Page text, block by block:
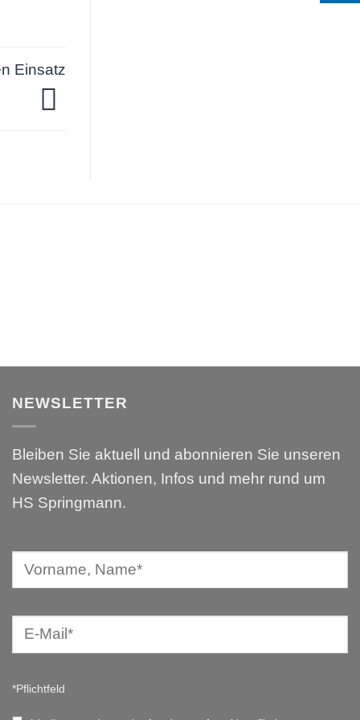
Einsatz
NEWSLETTER
Bleiben Sie aktuell und abonnieren Sie unseren
Newsletter. Aktionen, Infos und mehr rund um
HS Springmann.
*Pflichtfeld